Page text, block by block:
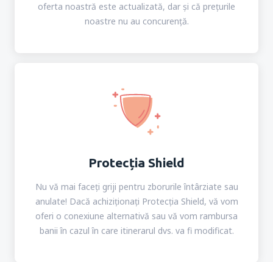
oferta noastră este actualizată, dar și că prețurile
noastre nu au concurență.
Protecția Shield
Nu vă mai faceți griji pentru zborurile întârziate sau
anulate! Dacă achiziționați Protecţia Shield, vă vom
oferi o conexiune alternativă sau vă vom rambursa
banii în cazul în care itinerarul dvs. va fi modificat.